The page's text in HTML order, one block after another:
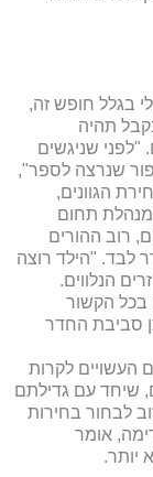
בגלל חופש זה,
תהיה
"לפני שניגשים
שנרצה לספר",
הגוונים,
מנהלת תחום
רוב ההורים
לבד. "הילד רוצה
הנלווים.
בכל הקשור
סביבת החדר
העשויים לקרות
שיחד עם גדילתם
לבחור בחירות
אומר
יותר.